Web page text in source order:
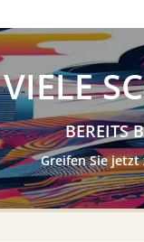
VIELE
BEREITS
Greifen Sie